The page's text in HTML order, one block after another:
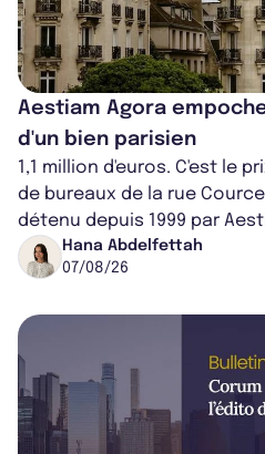
Aestiam Agora
d'un bien parisien
1,1 million d'euros. C'est le
de bureaux de la rue
détenu depuis 1999 par
cédé avec une plus-value...
Hana Abdelfettah
07/08/26